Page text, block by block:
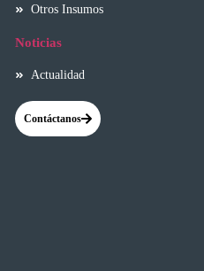
Otros Insumos
Noticias
Actualidad
Contáctanos